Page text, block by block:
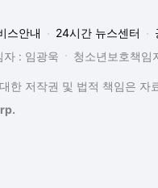
스안내 24시간 뉴스센터
자 : 임광욱
청소년보호책임
한 저작권 및 법적 책임은